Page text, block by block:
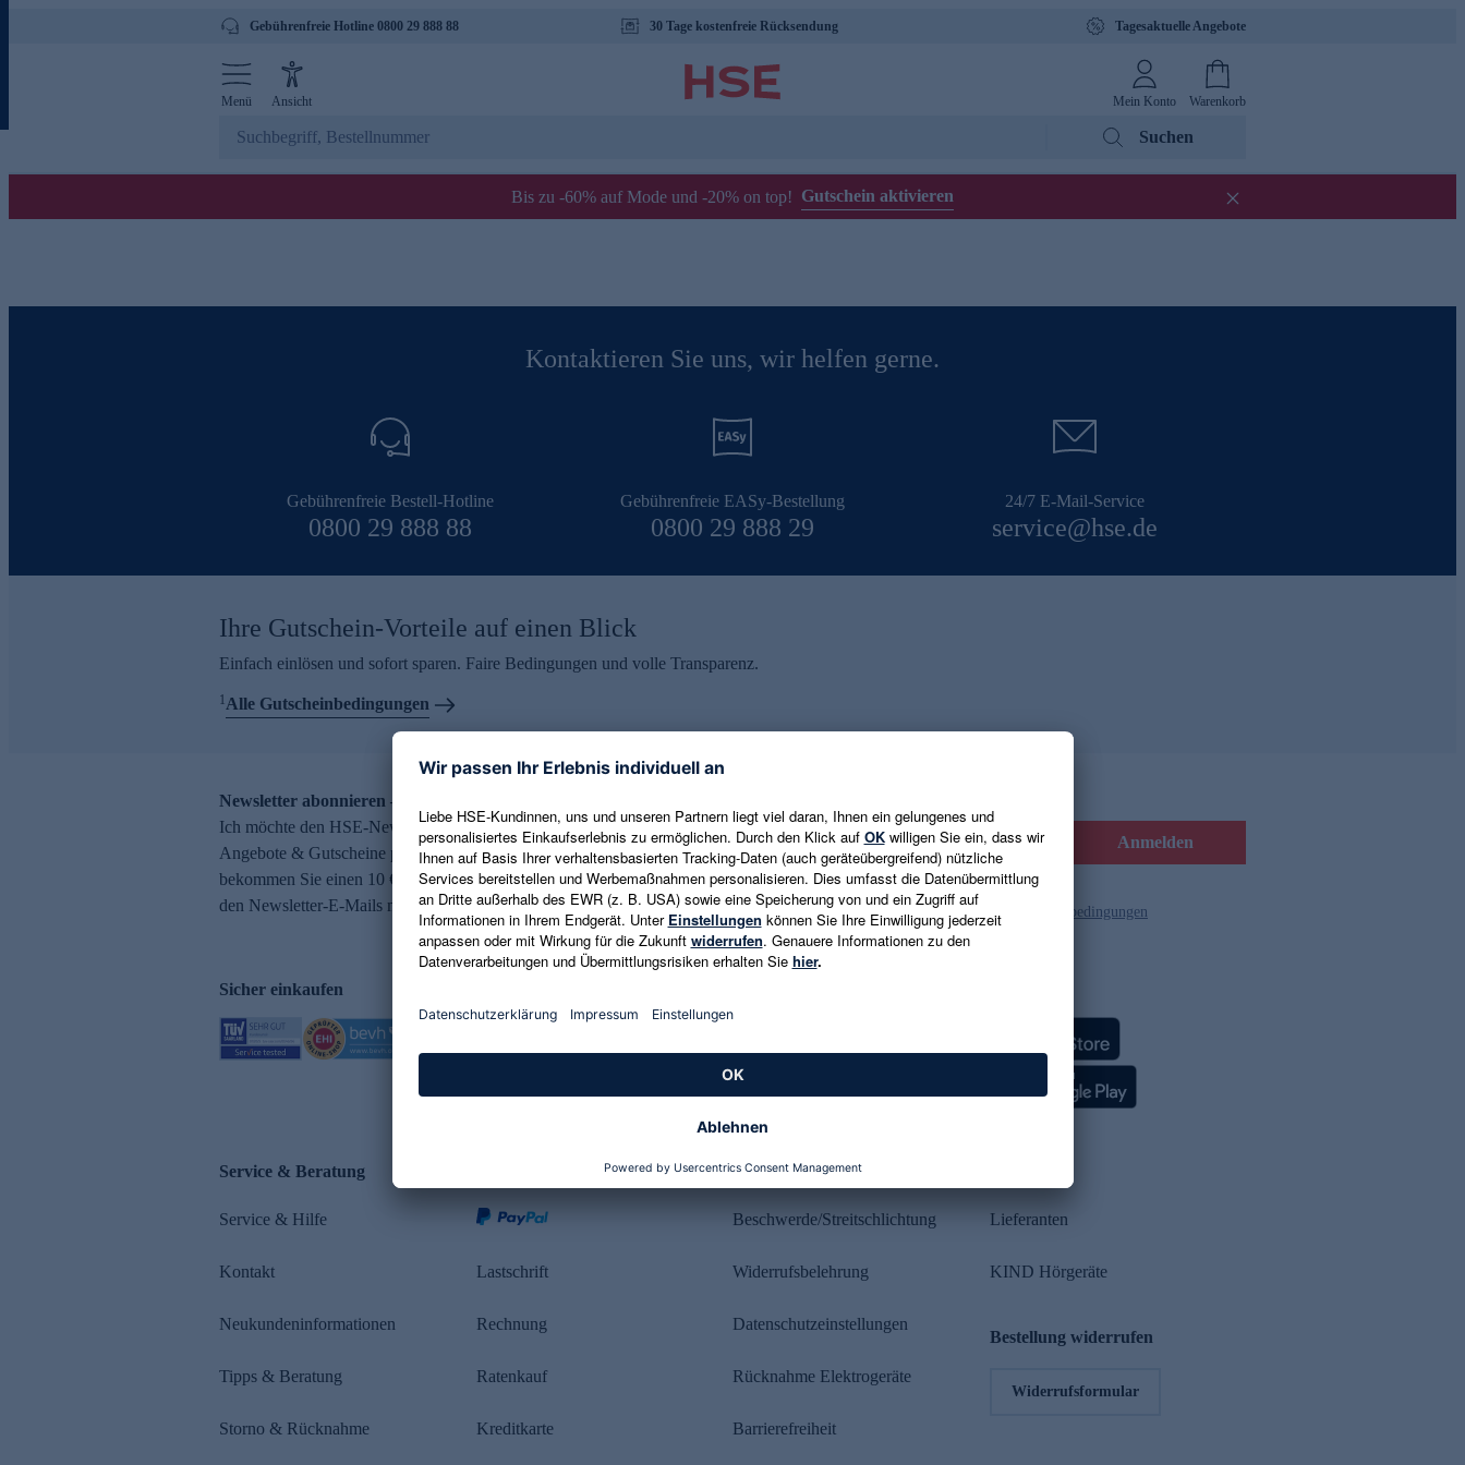
Gebührenfreie Hotline 0800 29 888 88 30 Tage kostenfreie Rücksendung Tagesaktuelle Angebote
Menü Ansicht Mein Konto Warenkorb
Suchen
Bis zu -60% auf Mode und -20% on top! Gutschein aktivieren
Kontaktieren Sie uns, wir helfen gerne.
Gebührenfreie Bestell-Hotline
0800 29 888 88
Gebührenfreie EASy-Bestellung
0800 29 888 29
24/7 E-Mail-Service
service@hse.de
Ihre Gutschein-Vorteile auf einen Blick
Einfach einlösen und sofort sparen. Faire Bedingungen und volle Transparenz.
1Alle Gutscheinbedingungen
Newsletter abonnieren – 10 € Gutschein erhalten
Ich möchte den HSE-Newsletter abonnieren und aktuelle Trends,
Angebote & Gutscheine per E-Mail erhalten. Als Dankeschön
bekommen Sie einen 10 € Gutschein. Eine Abmeldung ist jederzeit in
den Newsletter-E-Mails möglich.
E-Mail-Adresse eingeben Anmelden
Es gelten die Datenschutzrichtlinien und die Gutscheinbedingungen
Sicher einkaufen
Service & Beratung
Service & Hilfe
Kontakt
Neukundeninformationen
Tipps & Beratung
Storno & Rücknahme
Lastschrift
Rechnung
Ratenkauf
Kreditkarte
Rechtliches
Beschwerde/Streitschlichtung
Widerrufsbelehrung
Datenschutzeinstellungen
Rücknahme Elektrogeräte
Barrierefreiheit
Lieferanten
KIND Hörgeräte
Bestellung widerrufen
Widerrufsformular